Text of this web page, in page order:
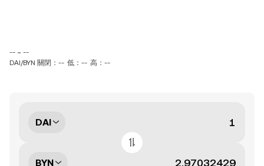
-- ~ --
DAI/BYN 關閉：-- 低：-- 高：--
DAI
BYN